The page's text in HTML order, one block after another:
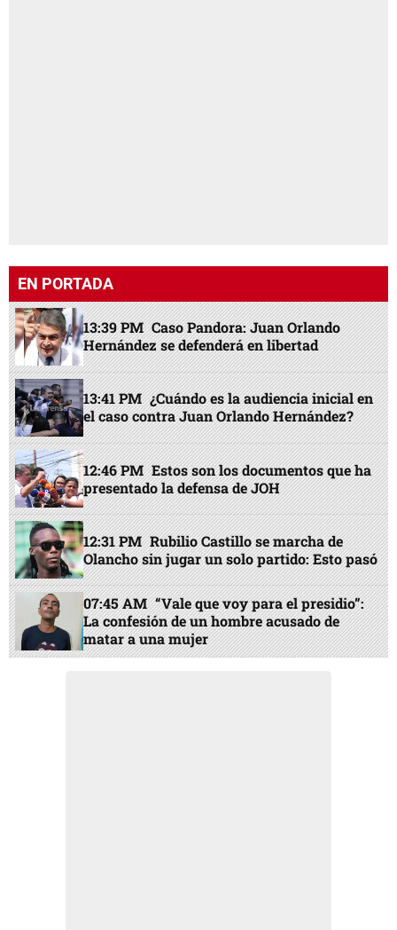
EN PORTADA
13:39 PM Caso Pandora: Juan Orlando
Hernández se defenderá en libertad
13:41 PM ¿Cuándo es la audiencia inicial en
el caso contra Juan Orlando Hernández?
12:46 PM Estos son los documentos que ha
presentado la defensa de JOH
12:31 PM Rubilio Castillo se marcha de
Olancho sin jugar un solo partido: Esto pasó
07:45 AM “Vale que voy para el presidio”:
La confesión de un hombre acusado de
matar a una mujer